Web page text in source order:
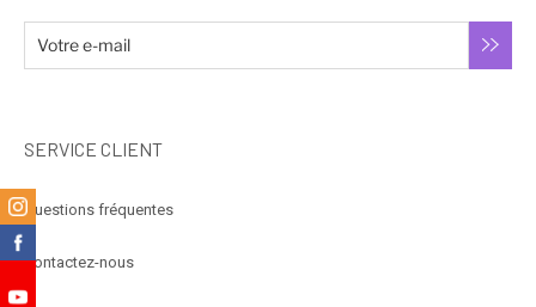
SERVICE CLIENT
Questions fréquentes
Contactez-nous